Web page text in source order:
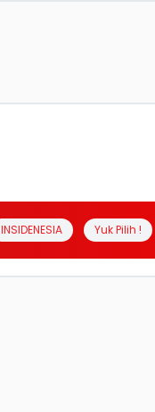
INSIDENESIA Yuk Pilih !